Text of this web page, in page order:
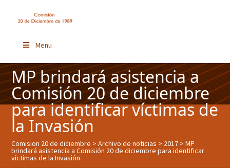
Menu
MP brindará asistencia a
Comisión 20 de diciembre
para identificar víctimas de
la Invasión
Comision 20 de diciembre >Archivo de noticias > 2017 > MP
brindará asistencia a Comisión 20 de diciembre para identificar
víctimas de la Invasión